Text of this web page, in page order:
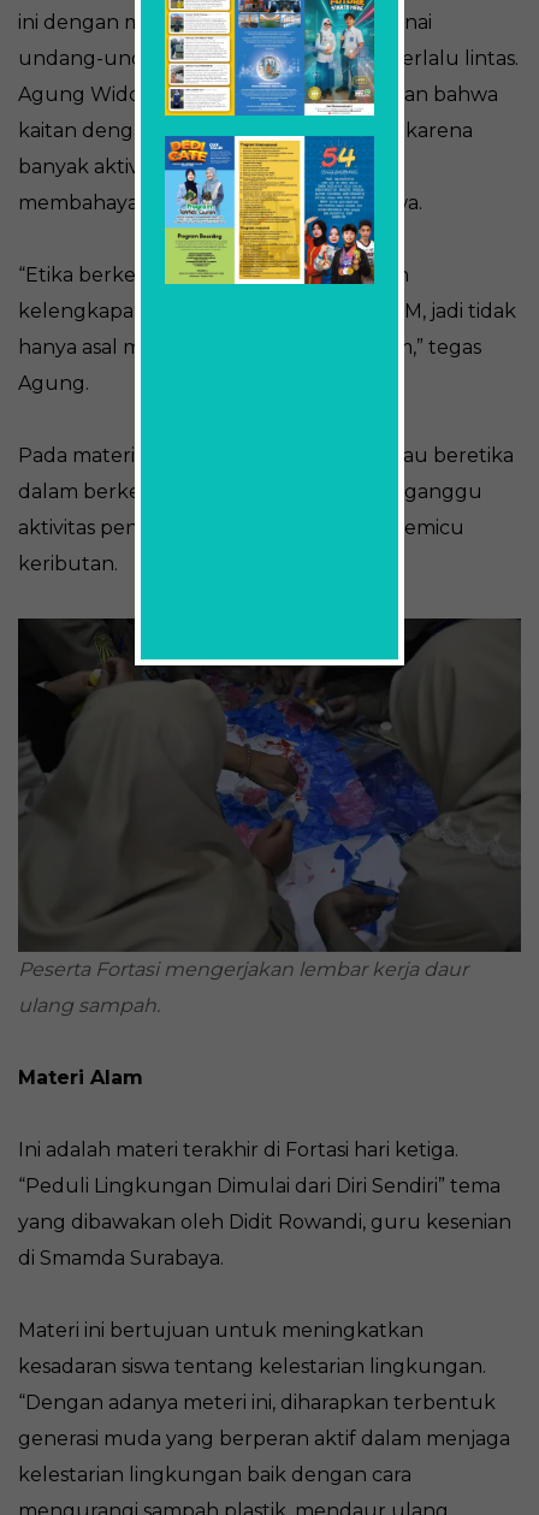
ini dengan membawakan materi mengenai
undang-undang lalu lintas serta etika berlalu lintas.
Agung Widoyoko dari polres memaparkan bahwa
kaitan dengan lalu lintas itu sangat vital karena
banyak aktivitas dapat berimbas yang
membahayakan harta benda serta nyawa.
“Etika berkendara itu taat lalu lintas, dan
kelengkapan surat mengemudi yakni SIM, jadi tidak
hanya asal mengendarai tapi juga paham,” tegas
Agung.
Pada materi kali ini para siswa juga diimbau beretika
dalam berkendara sehingga tidak mengganggu
aktivitas pengguna jalan lainnya yang memicu
keributan.
Peserta Fortasi mengerjakan lembar kerja daur
ulang sampah.
Materi Alam
Ini adalah materi terakhir di Fortasi hari ketiga.
“Peduli Lingkungan Dimulai dari Diri Sendiri” tema
yang dibawakan oleh Didit Rowandi, guru kesenian
di Smamda Surabaya.
Materi ini bertujuan untuk meningkatkan
kesadaran siswa tentang kelestarian lingkungan.
“Dengan adanya meteri ini, diharapkan terbentuk
generasi muda yang berperan aktif dalam menjaga
kelestarian lingkungan baik dengan cara